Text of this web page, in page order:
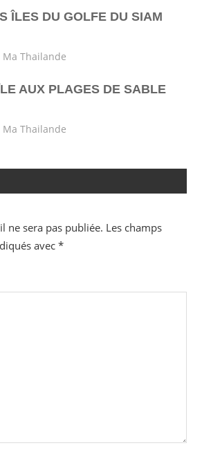
ÎLES DU GOLFE DU SIAM
Ma Thailande
AUX PLAGES DE SABLE
Ma Thailande
ne sera pas publiée. Les champs
avec *